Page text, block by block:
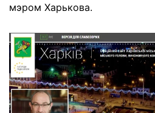
мэром Харькова.